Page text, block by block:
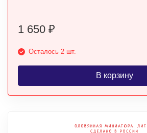
1 650 ₽
Осталось 2 шт.
В корзину